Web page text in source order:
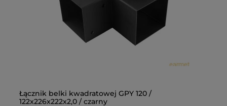
Łącznik belki kwadratowej GPY 120 /
122x226x222x2,0 / czarny